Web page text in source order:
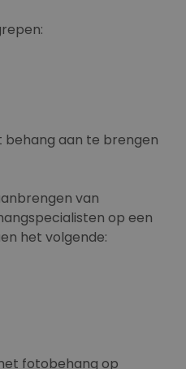
aan te brengen
van
op een
het volgende:
fotobehang op